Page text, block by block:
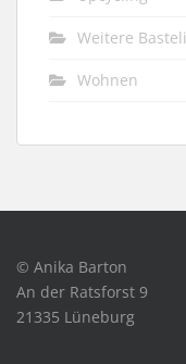
Weitere
Wohnen
© Anika Barton
An der Ratsforst 9
21335 Lüneburg